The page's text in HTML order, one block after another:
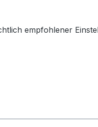
empfohlener